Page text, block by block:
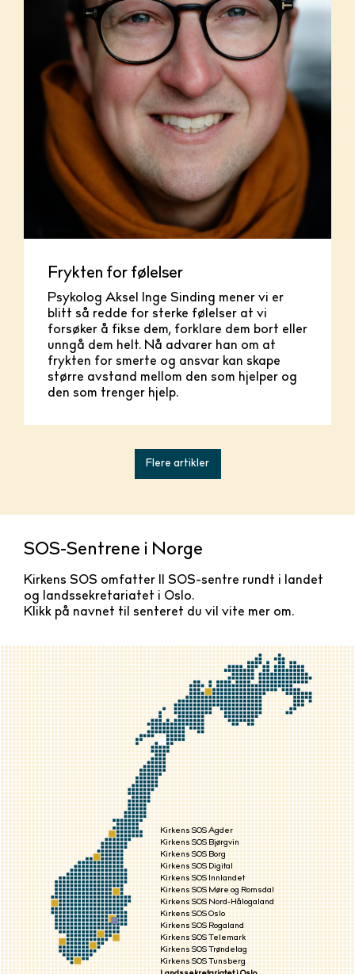
Frykten for følelser
Psykolog Aksel Inge Sinding mener vi er
blitt så redde for sterke følelser at vi
forsøker å fikse dem, forklare dem bort eller
unngå dem helt. Nå advarer han om at
frykten for smerte og ansvar kan skape
større avstand mellom den som hjelper og
den som trenger hjelp.
Flere artikler
SOS-Sentrene i Norge
Kirkens SOS omfatter 11 SOS-sentre rundt i landet
og landssekretariatet i Oslo.
Klikk på navnet til senteret du vil vite mer om.
Kirkens SOS Agder
Kirkens SOS Bjørgvin
Kirkens SOS Borg
Kirkens SOS Digital
Kirkens SOS Innlandet
Kirkens SOS Møre og Romsdal
Kirkens SOS Nord-Hålogaland
Kirkens SOS Oslo
Kirkens SOS Rogaland
Kirkens SOS Telemark
Kirkens SOS Trøndelag
Kirkens SOS Tunsberg